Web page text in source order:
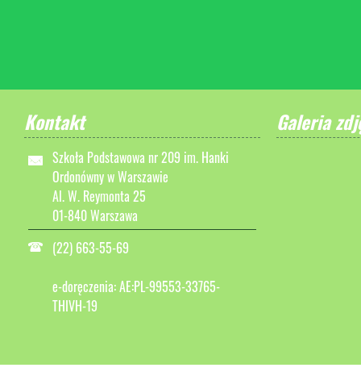
Kontakt
Szkoła Podstawowa nr 209 im. Hanki
Ordonówny w Warszawie
Al. W. Reymonta 25
01-840 Warszawa
(22) 663-55-69
e-doręczenia: AE:PL-99553-33765-
THIVH-19
Galeria